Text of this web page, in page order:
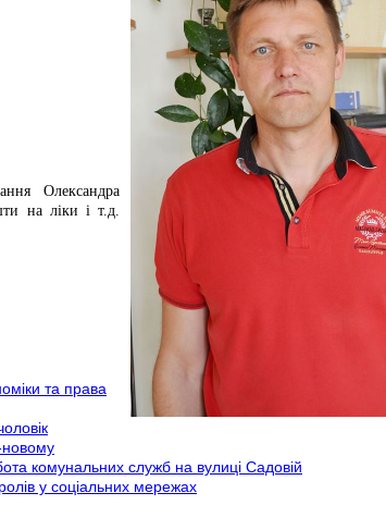
Олександра
на ліки і т.д.
та права
новому
комунальних служб на вулиці Садовій
у соціальних мережах